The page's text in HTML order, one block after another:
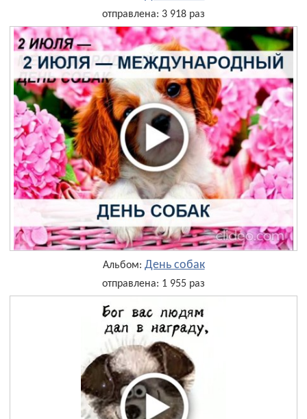
отправлена: 3 918 раз
Альбом: День собак
отправлена: 1 955 раз